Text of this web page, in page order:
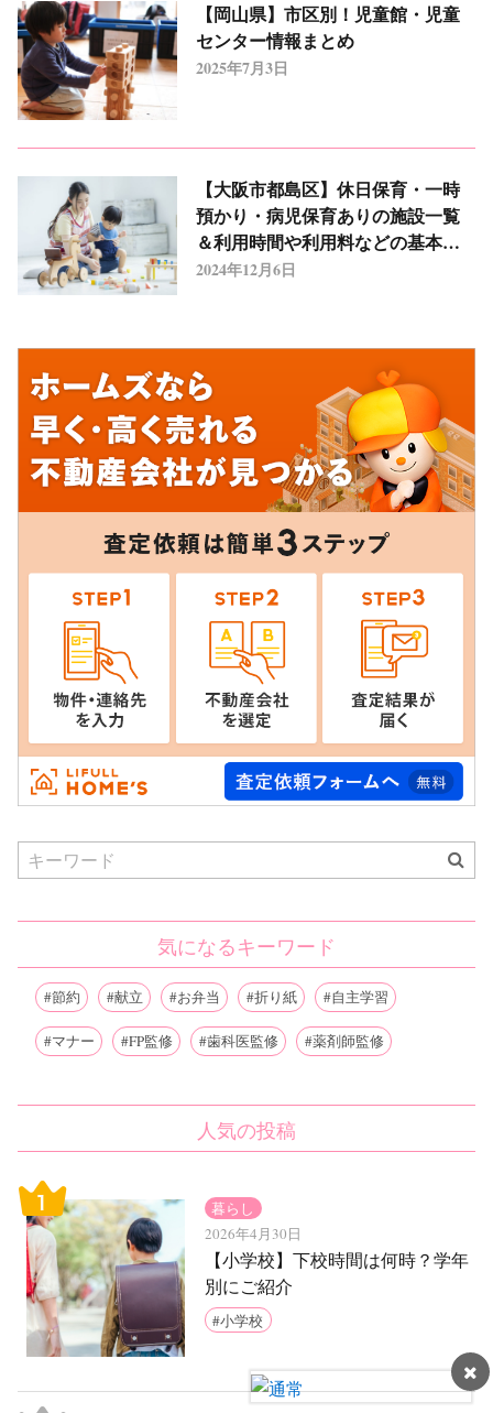
【岡山県】市区別！児童館・児童
センター情報まとめ
2025年7月3日
【大阪市都島区】休日保育・一時
預かり・病児保育ありの施設一覧
＆利用時間や利用料などの基本情
報まとめ
2024年12月6日
for:
気になるキーワード
節約 献立 お弁当 折り紙 自主学習
マナー FP監修 歯科医監修 薬剤師監修
人気の投稿
暮らし
2026年4月30日
【小学校】下校時間は何時？学年
別にご紹介
小学校